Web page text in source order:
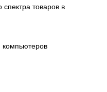
спектра товаров в
компьютеров